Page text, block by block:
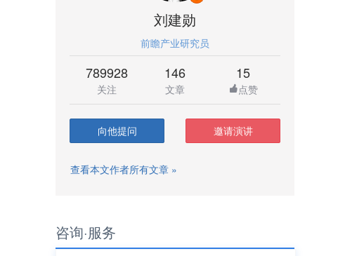
刘建勋
前瞻产业研究员
789928
关注
146
文章
15
点赞
向他提问 邀请演讲
查看本文作者所有文章 »
咨询·服务